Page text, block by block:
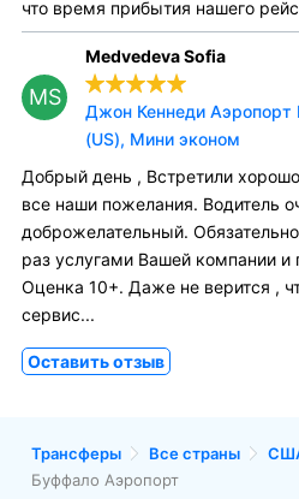
что время прибытия нашего
MS
Medvedeva Sofia
Джон Кеннеди
(US), Мини эконом
Добрый день , Встретили
все наши пожелания. Водитель
доброжелательный.
раз услугами Вашей компании
Оценка 10+. Даже не верится ,
сервис...
Оставить отзыв
Трансферы Все страны
Буффало Аэропорт